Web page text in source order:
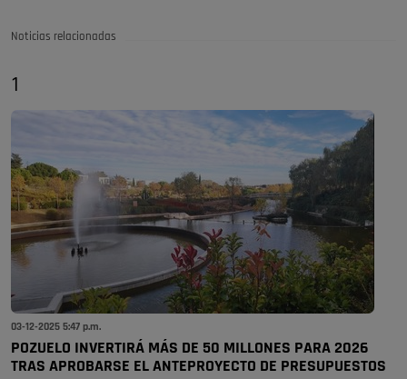
Noticias relacionadas
1
03-12-2025 5:47 p.m.
POZUELO INVERTIRÁ MÁS DE 50 MILLONES PARA 2026
TRAS APROBARSE EL ANTEPROYECTO DE PRESUPUESTOS